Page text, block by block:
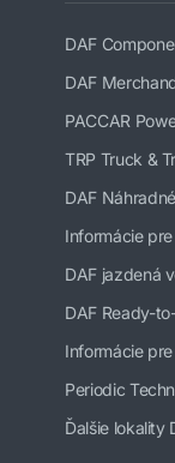
DAF
DAF
PACCAR
TRP Truck &
DAF
Informácie
DAF jazdená
DAF Ready-
Informácie
Periodic
Ďalšie lokality